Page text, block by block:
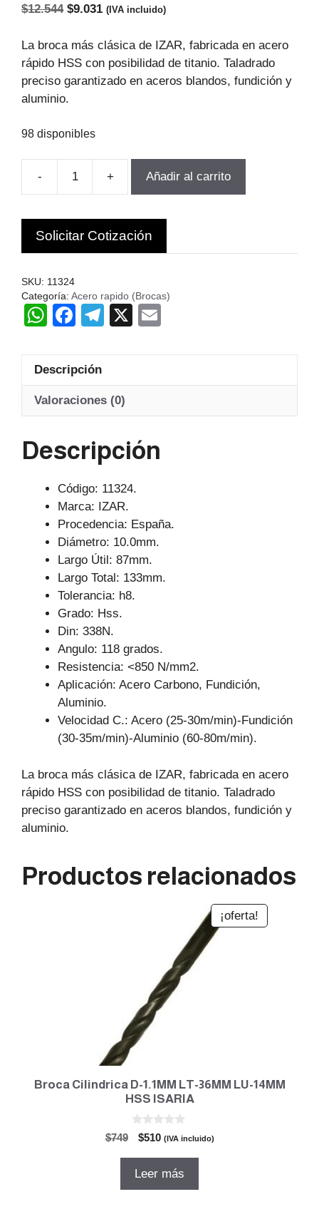
$12.544 El
original
era:
$12.544.
$9.031El
actual
es:
$9.031.
(IVA incluido)
La broca más clásica de IZAR, fabricada en acero
rápido HSS con posibilidad de titanio. Taladrado
preciso garantizado en aceros blandos, fundición y
aluminio.
98 disponibles
-
BROCA
D-
10.0MM
LT-
LU-
87MM
HSS
+ Añadir al carrito
Solicitar Cotización
SKU: 11324
Categoría: Acero rapido (Brocas)
W
at
s
A
p
F
c
e
b
o
T
gr
a
X
Descripción
Valoraciones (0)
Descripción
Código: 11324.
Marca: IZAR.
Procedencia: España.
Diámetro: 10.0mm.
Largo Útil: 87mm.
Largo Total: 133mm.
Tolerancia: h8.
Grado: Hss.
Din: 338N.
Angulo: 118 grados.
Resistencia: <850 N/mm2.
Aplicación: Acero Carbono, Fundición,
Aluminio.
Velocidad C.: Acero (25-30m/min)-Fundición
(30-35m/min)-Aluminio (60-80m/min).
La broca más clásica de IZAR, fabricada en acero
rápido HSS con posibilidad de titanio. Taladrado
preciso garantizado en aceros blandos, fundición y
aluminio.
Productos relacionados
¡oferta!
Broca Cilindrica D-1.1MM LT-36MM LU-14MM
HSS ISARIA
$749
El
original
$510El
actual
(IVA incluido)
Leer más